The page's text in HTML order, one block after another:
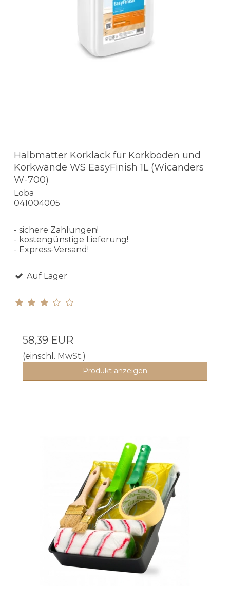
Halbmatter Korklack für Korkböden und
Korkwände WS EasyFinish 1L (Wicanders
W-700)
Loba
041004005
- sichere Zahlungen!
- kostengünstige Lieferung!
- Express-Versand!
Auf Lager
58,39 EUR
(einschl. MwSt.)
Produkt anzeigen